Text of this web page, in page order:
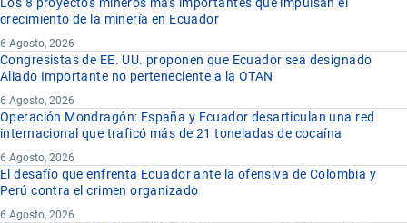
Los 8 proyectos mineros más importantes que impulsan el
crecimiento de la minería en Ecuador
6 Agosto, 2026
Congresistas de EE. UU. proponen que Ecuador sea designado
Aliado Importante no perteneciente a la OTAN
6 Agosto, 2026
Operación Mondragón: España y Ecuador desarticulan una red
internacional que traficó más de 21 toneladas de cocaína
6 Agosto, 2026
El desafío que enfrenta Ecuador ante la ofensiva de Colombia y
Perú contra el crimen organizado
6 Agosto, 2026